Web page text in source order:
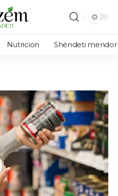
Nutricion Shëndeti mendor